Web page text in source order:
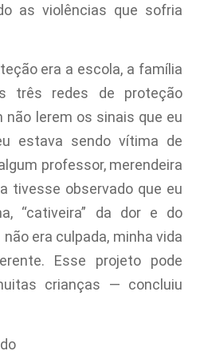
as violências que sofria
era a escola, a família
três redes de proteção
não lerem os sinais que eu
estava sendo vítima de
professor, merendeira
tivesse observado que eu
“cativeira” da dor e do
era culpada, minha vida
Esse projeto pode
crianças — concluiu